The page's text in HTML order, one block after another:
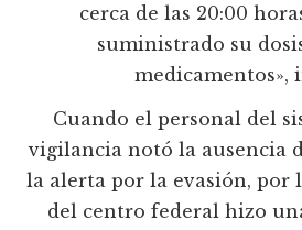
cerca de las 20:00
suministrado su
medicamentos»,
Cuando el personal del
vigilancia notó la ausencia
la alerta por la evasión, por
del centro federal hizo